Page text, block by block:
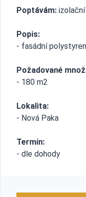
Poptávám:
Popis:
- fasádní
Požadované
- 180 m2
Lokalita:
- Nová Paka
Termín:
- dle dohody